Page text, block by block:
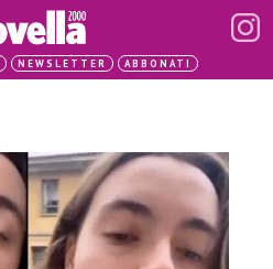
NEWSLETTER ABBONATI